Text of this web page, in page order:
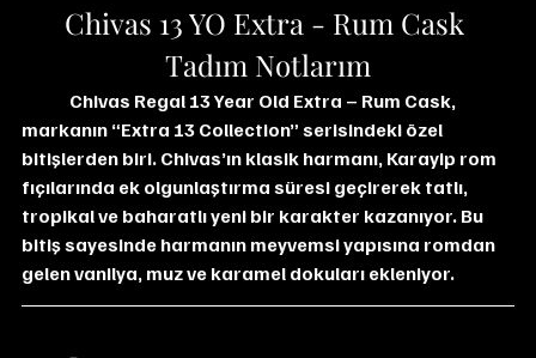
Chivas 13 YO Extra - Rum Cask
Tadım Notlarım
Chivas Regal 13 Year Old Extra – Rum Cask,
markanın “Extra 13 Collection” serisindeki özel
bitişlerden biri. Chivas’ın klasik harmanı, Karayip rom
fıçılarında ek olgunlaştırma süresi geçirerek tatlı,
tropikal ve baharatlı yeni bir karakter kazanıyor. Bu
bitiş sayesinde harmanın meyvemsi yapısına romdan
gelen vanilya, muz ve karamel dokuları ekleniyor.